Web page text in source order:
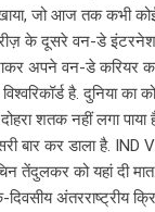
जो आज तक कभी कोई
के दूसरे वन-डे
अपने वन-डे करियर
है. दुनिया का
शतक नहीं लगा
बार कर डाला है. IND
तेंदुलकर को यहां दी
दिवसीय अंतरराष्ट्रीय